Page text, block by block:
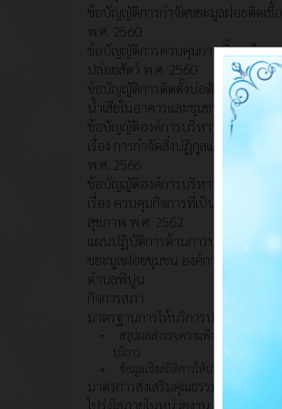
ข้อบัญญัติการกำจัดขยะมูลฝอยติดเชื้อ
พ.ศ. 2560
ข้อบัญญัติการควบคุมการเลี้ยงหรือ
ปล่อยสัตว์ พ.ศ. 2560
ข้อบัญญัติการติดตั้งบ่อดักไขมันบำบัด
น้ำเสียในอาคารและชุมชน พ.ศ. 2560
ข้อบัญญัติองค์การบริหารส่วนตำบล
เรื่อง การกำจัดสิ่งปฏิกูลและมูลฝอย
พ.ศ. 2566
ข้อบัญญัติองค์การบริหารส่วนตำบล
เรื่อง ควบคุมกิจการที่เป็นอันตรายต่อ
สุขภาพ พ.ศ. 2562
แผนปฏิบัติการด้านการบริหารจัดการ
ขยะมูลฝอยชุมชน องค์การบริหารส่วน
ตำบลพิปูน
กิจการสภา
มาตรฐานการให้บริการประชาชน
สรุปผลสำรวจความพึงพอใจในการให้
บริการ
ข้อมูลเชิงสถิติการให้บริการ
มาตรการส่งเสริมคุณธรรมและความ
โปร่งใสภายในหน่วยงาน